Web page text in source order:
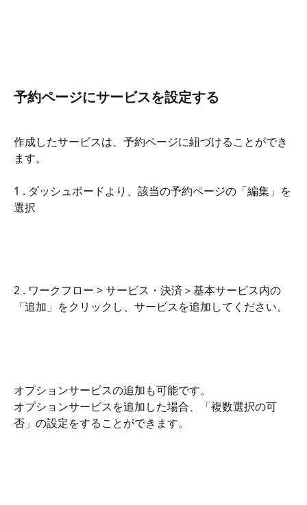
予約ページにサービスを設定する
作成したサービスは、予約ページに紐づけることができ
ます。
1 . ダッシュボードより、該当の予約ページの「編集」を
選択
2 . ワークフロー > サービス・決済＞基本サービス内の
「追加」をクリックし、サービスを追加してください。
オプションサービスの追加も可能です。
オプションサービスを追加した場合、「複数選択の可
否」の設定をすることができます。